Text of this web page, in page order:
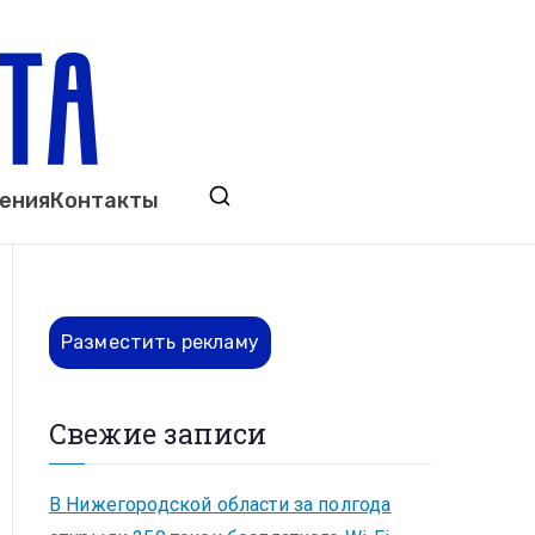
Выкса. Муром. Кулебаки. Навашино,
Контакты
Разместить рекламу
Свежие записи
В Нижегородской области за полгода